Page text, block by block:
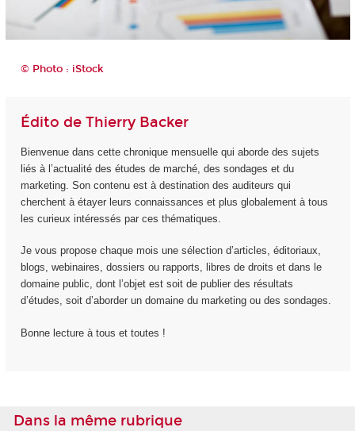
© Photo : iStock
Édito de Thierry Backer
Bienvenue dans cette chronique mensuelle qui aborde des sujets
liés à l’actualité des études de marché, des sondages et du
marketing. Son contenu est à destination des auditeurs qui
cherchent à étayer leurs connaissances et plus globalement à tous
les curieux intéressés par ces thématiques.
Je vous propose chaque mois une sélection d’articles, éditoriaux,
blogs, webinaires, dossiers ou rapports, libres de droits et dans le
domaine public, dont l’objet est soit de publier des résultats
d’études, soit d’aborder un domaine du marketing ou des sondages.
Bonne lecture à tous et toutes !
Dans la même rubrique